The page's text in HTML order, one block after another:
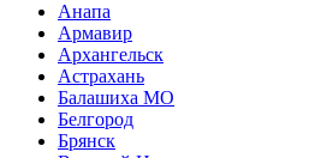
Анапа
Армавир
Архангельск
Астрахань
Балашиха МО
Белгород
Брянск